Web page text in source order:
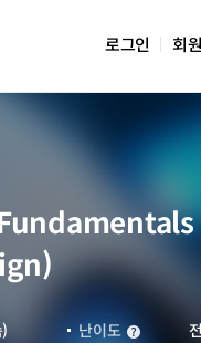
로그인 회
난이도 난이도